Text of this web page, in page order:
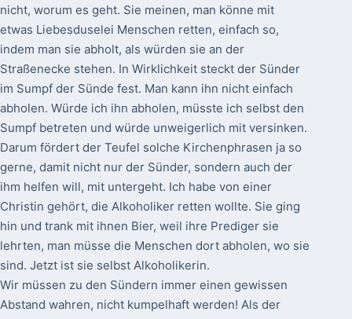
nicht, worum es geht. Sie meinen, man könne mit
etwas Liebesduselei Menschen retten, einfach so,
indem man sie abholt, als würden sie an der
Straßenecke stehen. In Wirklichkeit steckt der Sünder
im Sumpf der Sünde fest. Man kann ihn nicht einfach
abholen. Würde ich ihn abholen, müsste ich selbst den
Sumpf betreten und würde unweigerlich mit versinken.
Darum fördert der Teufel solche Kirchenphrasen ja so
gerne, damit nicht nur der Sünder, sondern auch der
ihm helfen will, mit untergeht. Ich habe von einer
Christin gehört, die Alkoholiker retten wollte. Sie ging
hin und trank mit ihnen Bier, weil ihre Prediger sie
lehrten, man müsse die Menschen dort abholen, wo sie
sind. Jetzt ist sie selbst Alkoholikerin.
Wir müssen zu den Sündern immer einen gewissen
Abstand wahren, nicht kumpelhaft werden! Als der